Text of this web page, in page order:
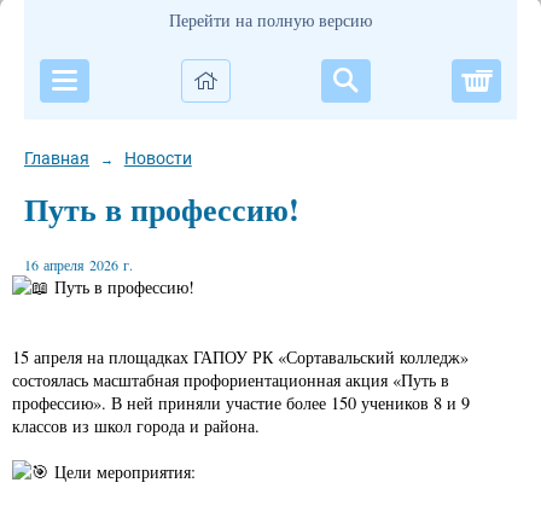
Перейти на полную версию
Главная → Новости
Путь в профессию!
16 апреля 2026 г.
Путь в профессию!
15 апреля на площадках ГАПОУ РК «Сортавальский колледж»
состоялась масштабная профориентационная акция «Путь в
профессию». В ней приняли участие более 150 учеников 8 и 9
классов из школ города и района.
Цели мероприятия: